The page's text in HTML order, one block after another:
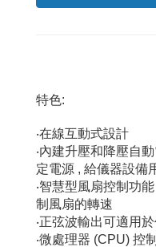
特色:
‧在線互動式設計
‧內建升壓和降壓自
定電源 , 給儀器設備
‧智慧型風扇控制功
制風扇的轉速
‧正弦波輸出可適用
‧微處理器 (CPU) 控